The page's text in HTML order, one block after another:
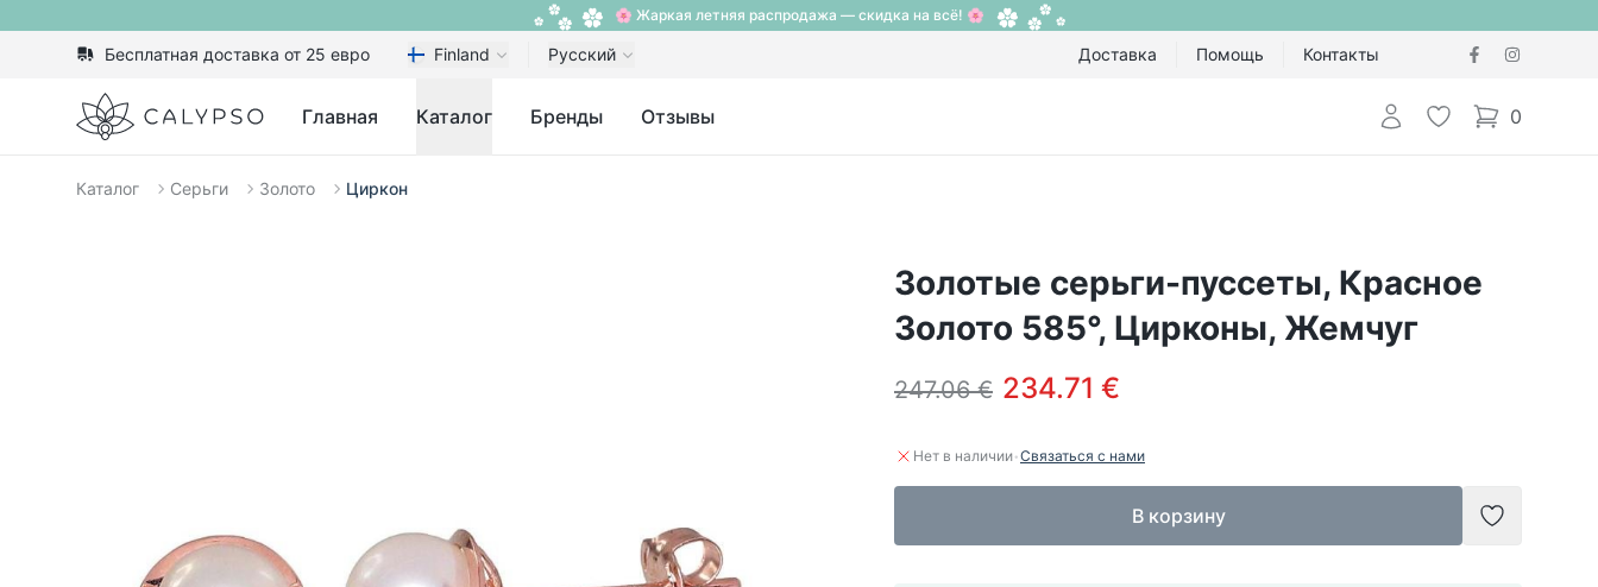
🌸 Жаркая летняя распродажа — скидка на всё! 🌸
Бесплатная доставка от 25 евро Finland Русский Доставка Помощь Контакты
Calypso Главная Каталог Бренды Отзывы Авторизоваться
Избранное
0
items in cart,
Каталог Серьги Золото Циркон
Золотые серьги-пуссеты, Красное
Золото 585°, Цирконы, Жемчуг
247.06 € 234.71 €
Нет в наличии·Связаться с нами
В корзину
Добавить